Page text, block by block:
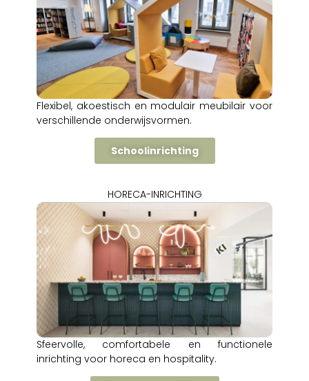
Flexibel, akoestisch en modulair meubilair voor
verschillende onderwijsvormen.
Schoolinrichting
HORECA-INRICHTING
Sfeervolle, comfortabele en functionele
inrichting voor horeca en hospitality.